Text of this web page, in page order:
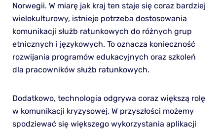
Norwegii. W miarę jak kraj ten staje się coraz bardziej
wielokulturowy, istnieje potrzeba dostosowania
komunikacji służb ratunkowych do różnych grup
etnicznych i językowych. To oznacza konieczność
rozwijania programów edukacyjnych oraz szkoleń
dla pracowników służb ratunkowych.
Dodatkowo, technologia odgrywa coraz większą rolę
w komunikacji kryzysowej. W przyszłości możemy
spodziewać się większego wykorzystania aplikacji